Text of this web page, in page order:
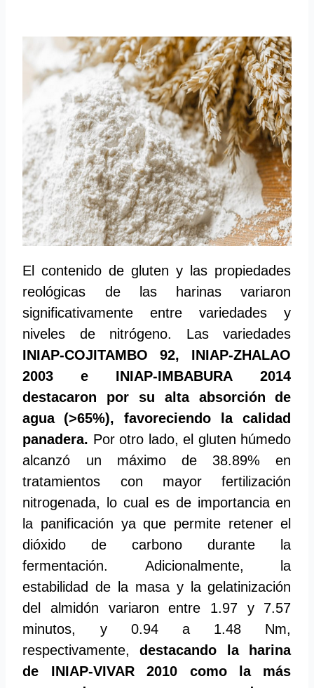
El contenido de gluten y las propiedades
reológicas de las harinas variaron
significativamente entre variedades y
niveles de nitrógeno. Las variedades
INIAP-COJITAMBO 92, INIAP-ZHALAO
2003 e INIAP-IMBABURA 2014
destacaron por su alta absorción de
agua (>65%),
favoreciendo la calidad
panadera. Por otro lado, el gluten húmedo
alcanzó un máximo de 38.89% en
tratamientos con mayor fertilización
nitrogenada, lo cual es de importancia en
la panificación ya que permite retener el
dióxido de carbono durante la
fermentación. Adicionalmente, la
estabilidad de la masa y la gelatinización
del almidón variaron entre 1.97 y 7.57
minutos, y 0.94 a 1.48 Nm,
respectivamente,destacando la harina
de INIAP-VIVAR 2010 como la más